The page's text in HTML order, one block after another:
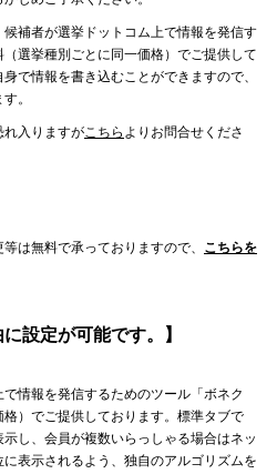
補者が選挙ドットコム上で情報を発信す
（選挙種別ごとに同一価格）でご提供して
で情報を書き込むことができますので、
。
入りますがこちら よりお問合せくださ
は無料で承っておりますので、 こちらを
設定が可能です。】
情報を発信するためのツール「ボネク
）でご提供しております。標準タブで
し、会員が複数いらっしゃる場合はネッ
表示されるよう、独自のアルゴリズムを